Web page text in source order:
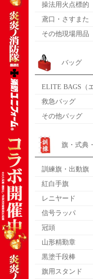
操法用火点標的
鳶口・さすまた
その他現場用品
バッグ
ELITE BAGS（
救急バッグ
その他バッグ
旗・式典
訓練旗・出動旗
紅白手旗
レニヤード
信号ラッパ
冠頭
山形精勤章
黒塗千段棒
旗用スタンド